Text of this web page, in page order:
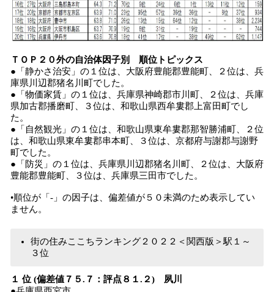
ＴＯＰ２０外の自治体因子別 順位トピックス
●「静かさ治安」の１位は、大阪府豊能郡豊能町、２位は、兵
庫県川辺郡猪名川町でした。
●「物価家賃」の１位は、兵庫県神崎郡市川町、２位は、兵庫
県加古郡播磨町、３位は、和歌山県西牟婁郡上富田町でし
た。
●「自然観光」の１位は、和歌山県東牟婁郡那智勝浦町、２位
は、和歌山県東牟婁郡串本町、３位は、京都府与謝郡与謝野
町でした。
●「防災」の１位は、兵庫県川辺郡猪名川町、２位は、大阪府
豊能郡豊能町、３位は、兵庫県三田市でした。
•順位が「-」の因子は、偏差値が５０未満のため表示してい
ません。
街の住みここちランキング２０２２＜関西版＞駅１～
３位
１ 位 (偏差値７５.７：評点８１.２) 夙川